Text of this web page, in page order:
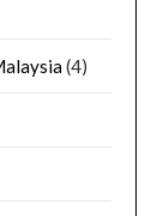
(4)